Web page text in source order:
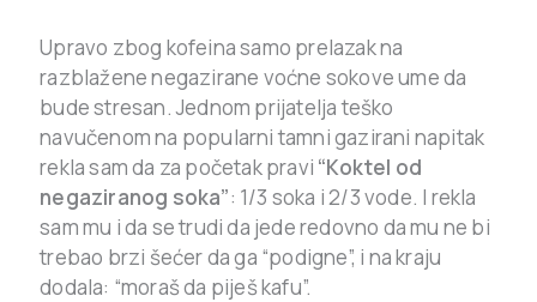
Upravo zbog kofeina samo prelazak na
razblažene negazirane voćne sokove ume da
bude stresan. Jednom prijatelja teško
navučenom na popularni tamni gazirani napitak
rekla sam da za početak pravi “Koktel od
negaziranog soka”: 1/3 soka i 2/3 vode. I rekla
sam mu i da se trudi da jede redovno da mu ne bi
trebao brzi šećer da ga “podigne”, i na kraju
dodala: “moraš da piješ kafu”.